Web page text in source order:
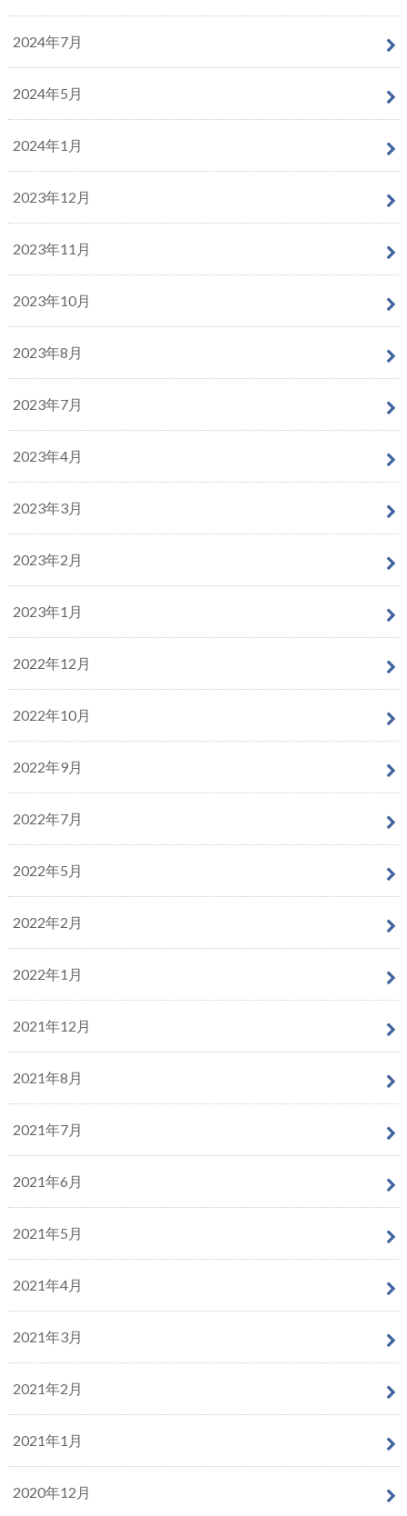
2024年7月
2024年5月
2024年1月
2023年12月
2023年11月
2023年10月
2023年8月
2023年7月
2023年4月
2023年3月
2023年2月
2023年1月
2022年12月
2022年10月
2022年9月
2022年7月
2022年5月
2022年2月
2022年1月
2021年12月
2021年8月
2021年7月
2021年6月
2021年5月
2021年4月
2021年3月
2021年2月
2021年1月
2020年12月